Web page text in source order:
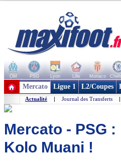
OM PSG Lyon Lille Monaco
+ de clubs
Mercato Ligue 1 L2/Coupes
Actualité | Journal des Transferts |
Mercato - PSG
Kolo Muani !